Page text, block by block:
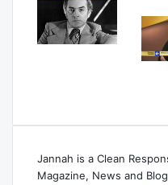
Jannah is a Clean
Magazine, News and